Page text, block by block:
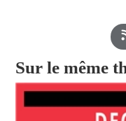
Sur le même